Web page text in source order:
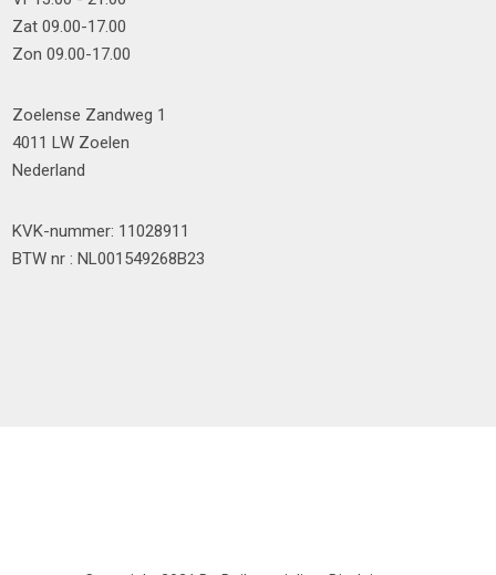
Zat 09.00-17.00
Zon 09.00-17.00
Zoelense Zandweg 1
4011 LW Zoelen
Nederland
KVK-nummer: 11028911
BTW nr : NL001549268B23